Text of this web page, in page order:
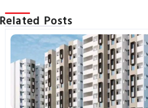
Related Posts